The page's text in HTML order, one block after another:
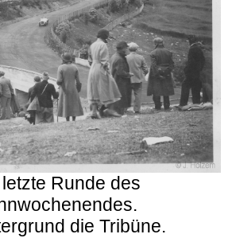
Runde des
die Tribüne.